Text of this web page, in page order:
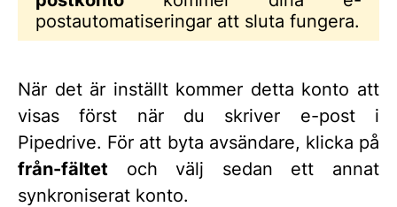
postautomatiseringar att sluta fungera.
När det är inställt kommer detta konto att
visas först när du skriver e-post i
Pipedrive. För att byta avsändare, klicka på
från-fältet och välj sedan ett annat
synkroniserat konto.